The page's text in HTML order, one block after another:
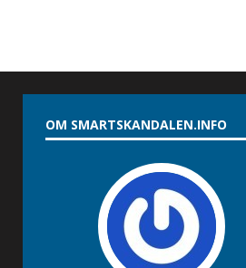
OM SMARTSKANDALEN.INFO